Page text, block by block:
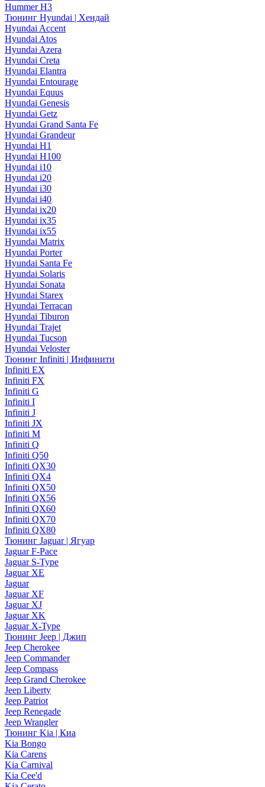
Hummer H3
Тюнинг Hyundai | Хендай
Hyundai Accent
Hyundai Atos
Hyundai Azera
Hyundai Creta
Hyundai Elantra
Hyundai Entourage
Hyundai Equus
Hyundai Genesis
Hyundai Getz
Hyundai Grand Santa Fe
Hyundai Grandeur
Hyundai H1
Hyundai H100
Hyundai i10
Hyundai i20
Hyundai i30
Hyundai i40
Hyundai ix20
Hyundai ix35
Hyundai ix55
Hyundai Matrix
Hyundai Porter
Hyundai Santa Fe
Hyundai Solaris
Hyundai Sonata
Hyundai Starex
Hyundai Terracan
Hyundai Tiburon
Hyundai Trajet
Hyundai Tucson
Hyundai Veloster
Тюнинг Infiniti | Инфинити
Infiniti EX
Infiniti FX
Infiniti G
Infiniti I
Infiniti J
Infiniti JX
Infiniti M
Infiniti Q
Infiniti Q50
Infiniti QX30
Infiniti QX4
Infiniti QX50
Infiniti QX56
Infiniti QX60
Infiniti QX70
Infiniti QX80
Тюнинг Jaguar | Ягуар
Jaguar F-Pace
Jaguar S-Type
Jaguar XE
Jaguar
Jaguar XF
Jaguar XJ
Jaguar XK
Jaguar X-Type
Тюнинг Jeep | Джип
Jeep Cherokee
Jeep Commander
Jeep Compass
Jeep Grand Cherokee
Jeep Liberty
Jeep Patriot
Jeep Renegade
Jeep Wrangler
Тюнинг Kia | Киа
Kia Bongo
Kia Carens
Kia Carnival
Kia Cee'd